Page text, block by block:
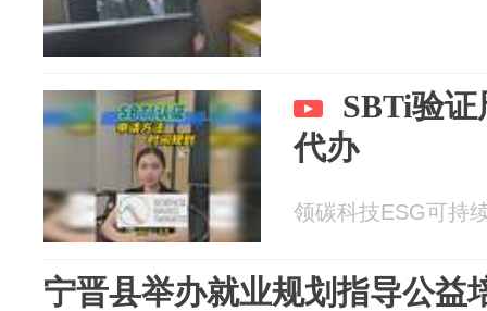
SBTi验
代办
领碳科技ESG可持
宁晋县举办就业规划指导公益